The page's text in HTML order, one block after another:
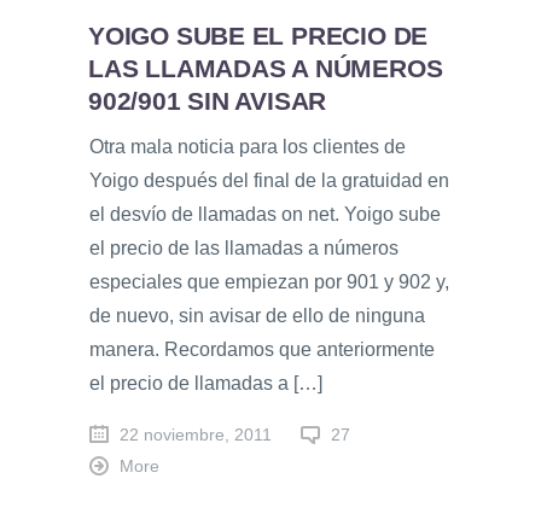
YOIGO SUBE EL PRECIO DE
LAS LLAMADAS A NÚMEROS
902/901 SIN AVISAR
Otra mala noticia para los clientes de
Yoigo después del final de la gratuidad en
el desvío de llamadas on net. Yoigo sube
el precio de las llamadas a números
especiales que empiezan por 901 y 902 y,
de nuevo, sin avisar de ello de ninguna
manera. Recordamos que anteriormente
el precio de llamadas a […]
22 noviembre, 2011
27
More